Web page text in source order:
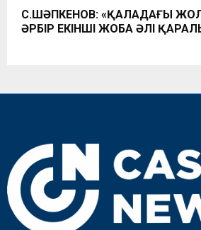
С.ШӘПКЕНОВ: «ҚАЛАДАҒЫ
ӘРБІР ЕКІНШІ ЖОБА ӘЛІ